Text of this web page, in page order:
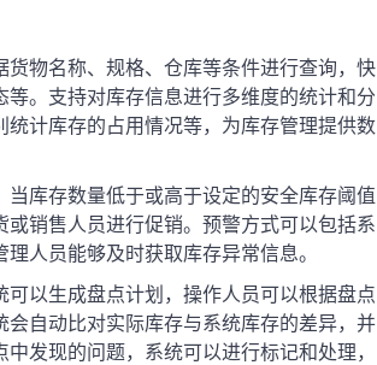
物名称、规格、仓库等条件进行查询，快
。支持对库存信息进行多维度的统计和分
计库存的占用情况等，为库存管理提供数
库存数量低于或高于设定的安全库存阈值
销售人员进行促销。预警方式可以包括系
人员能够及时获取库存异常信息。
以生成盘点计划，操作人员可以根据盘点
自动比对实际库存与系统库存的差异，并
发现的问题，系统可以进行标记和处理，